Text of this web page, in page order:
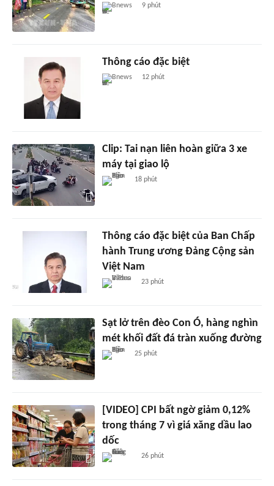
Bnews 9 phút
Thông cáo đặc biệt
Bnews 12 phút
Clip: Tai nạn liên hoàn giữa 3 xe
máy tại giao lộ
18 phút
Thông cáo đặc biệt của Ban Chấp
hành Trung ương Đảng Cộng sản
Việt Nam
23 phút
Sạt lở trên đèo Con Ó, hàng nghìn
mét khối đất đá tràn xuống đường
25 phút
[VIDEO] CPI bất ngờ giảm 0,12%
trong tháng 7 vì giá xăng dầu lao
dốc
26 phút